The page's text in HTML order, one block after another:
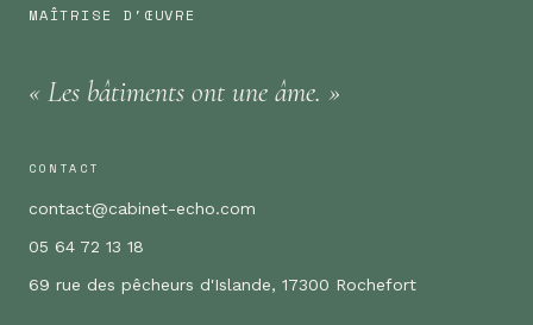
MAÎTRISE D'ŒUVRE
« Les bâtiments ont une âme. »
CONTACT
contact@cabinet-echo.com
05 64 72 13 18
69 rue des pêcheurs d'Islande, 17300 Rochefort